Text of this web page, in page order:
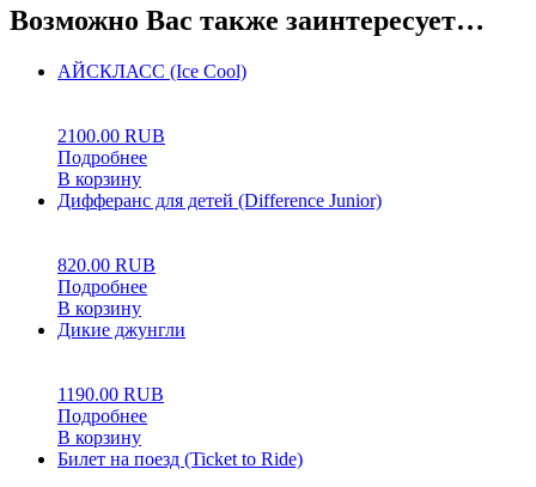
Возможно Вас также заинтересует…
АЙСКЛАСС (Ice Cool)
2100.00 RUB
Подробнее
В корзину
Дифферанс для детей (Difference Junior)
820.00 RUB
Подробнее
В корзину
Дикие джунгли
1190.00 RUB
Подробнее
В корзину
Билет на поезд (Ticket to Ride)